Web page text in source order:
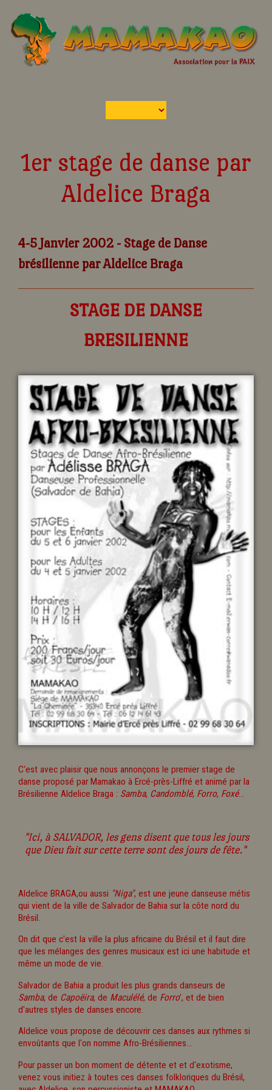
1er stage de danse par
Aldelice Braga
4-5 Janvier 2002 - Stage de Danse
brésilienne par Aldelice Braga
STAGE DE DANSE
BRESILIENNE
C'est avec plaisir que nous annonçons le premier stage de
danse proposé par Mamakao à Ercé-près-Liffré et animé par la
Brésilienne Aldelice Braga : Samba, Candomblé, Forro, Foxé...
"Ici, à SALVADOR, les gens disent que tous les jours
que Dieu fait sur cette terre sont des jours de fête."
Aldelice BRAGA,ou aussi "Niga", est une jeune danseuse métis
qui vient de la ville de Salvador de Bahia sur la côte nord du
Brésil.
On dit que c'est la ville la plus africaine du Brésil et il faut dire
que les mélanges des genres musicaux est ici une habitude et
même un mode de vie.
Salvador de Bahia a produit les plus grands danseurs de
Samba, de Capoëira, de Maculélé, de Forro', et de bien
d'autres styles de danses encore.
Aldelice vous propose de découvrir ces danses aux rythmes si
envoûtants que l'on nomme Afro-Brésiliennes...
Pour passer un bon moment de détente et et d'exotisme,
venez vous initiez à toutes ces danses folkloriques du Brésil,